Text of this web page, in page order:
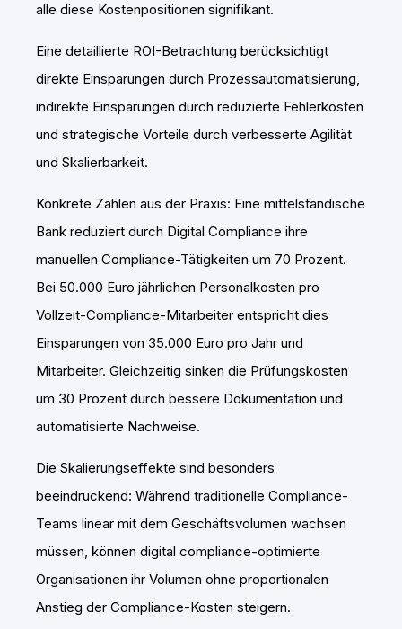
alle diese Kostenpositionen signifikant.
Eine detaillierte ROI-Betrachtung berücksichtigt
direkte Einsparungen durch Prozessautomatisierung,
indirekte Einsparungen durch reduzierte Fehlerkosten
und strategische Vorteile durch verbesserte Agilität
und Skalierbarkeit.
Konkrete Zahlen aus der Praxis: Eine mittelständische
Bank reduziert durch Digital Compliance ihre
manuellen Compliance-Tätigkeiten um 70 Prozent.
Bei 50.000 Euro jährlichen Personalkosten pro
Vollzeit-Compliance-Mitarbeiter entspricht dies
Einsparungen von 35.000 Euro pro Jahr und
Mitarbeiter. Gleichzeitig sinken die Prüfungskosten
um 30 Prozent durch bessere Dokumentation und
automatisierte Nachweise.
Die Skalierungseffekte sind besonders
beeindruckend: Während traditionelle Compliance-
Teams linear mit dem Geschäftsvolumen wachsen
müssen, können digital compliance-optimierte
Organisationen ihr Volumen ohne proportionalen
Anstieg der Compliance-Kosten steigern.